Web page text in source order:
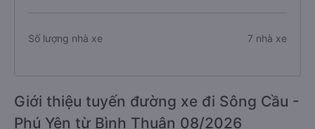
Số lượng chuyến xe 40 chuyến